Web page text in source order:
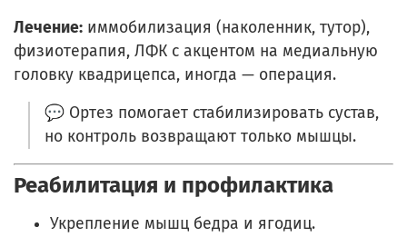
Лечение: иммобилизация (наколенник, тутор),
физиотерапия, ЛФК с акцентом на медиальную
головку квадрицепса, иногда — операция.
💬 Ортез помогает стабилизировать сустав,
но контроль возвращают только мышцы.
Реабилитация и профилактика
Укрепление мышц бедра и ягодиц.